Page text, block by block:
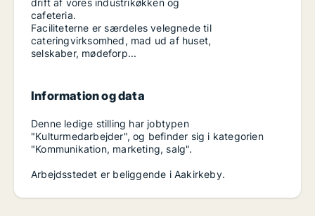
drift af vores industrikøkken og
cafeteria.
Faciliteterne er særdeles velegnede til
cateringvirksomhed, mad ud af huset,
selskaber, mødeforp...
Information og data
Denne ledige stilling har jobtypen
"Kulturmedarbejder", og befinder sig i kategorien
"Kommunikation, marketing, salg".
Arbejdsstedet er beliggende i Aakirkeby.